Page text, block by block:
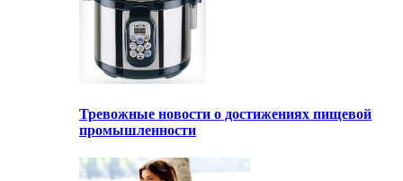
Тревожные новости о достижениях пищевой
промышленности